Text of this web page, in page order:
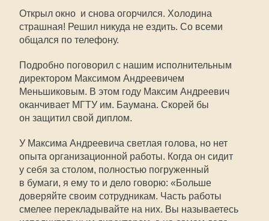
Открыл окно  и снова огорчился. Холодина
страшная! Решил никуда не ездить. Со всеми
общался по телефону.
Подробно поговорил с нашим исполнительным
директором Максимом Андреевичем
Меньшиковым. В этом году Максим Андреевич
оканчивает МГТУ им. Баумана. Скорей бы
он защитил свой диплом.
У Максима Андреевича светлая голова, но нет
опыта организационной работы. Когда он сидит
у себя за столом, полностью погруженный
в бумаги, я ему то и дело говорю: «Больше
доверяйте своим сотрудникам. Часть работы
смелее перекладывайте на них. Вы называетесь